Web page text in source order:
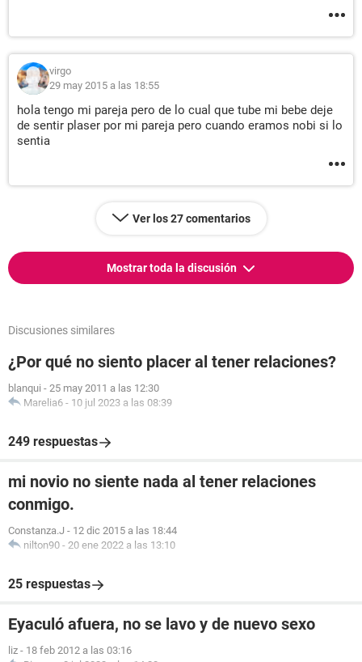
virgo
29 may 2015 a las 18:55
hola tengo mi pareja pero de lo cual que tube mi bebe deje
de sentir plaser por mi pareja pero cuando eramos nobi si lo
sentia
Ver los 27 comentarios
Mostrar toda la discusión
Discusiones similares
¿Por qué no siento placer al tener relaciones?
blanqui - 25 may 2011 a las 12:30
Marelia6 - 10 jul 2023 a las 08:39
249 respuestas
mi novio no siente nada al tener relaciones
conmigo.
Constanza.J - 12 dic 2015 a las 18:44
nilton90 - 20 ene 2022 a las 13:10
25 respuestas
Eyaculó afuera, no se lavo y de nuevo sexo
liz - 18 feb 2012 a las 03:16